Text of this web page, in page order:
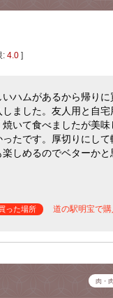
: 4.0 ]
ハムがあるから帰りに
ました。友人用と自宅
いて食べましたが美味
たです。厚切りにして
しめるのでベターかと
った場所 道の駅明宝で
肉・